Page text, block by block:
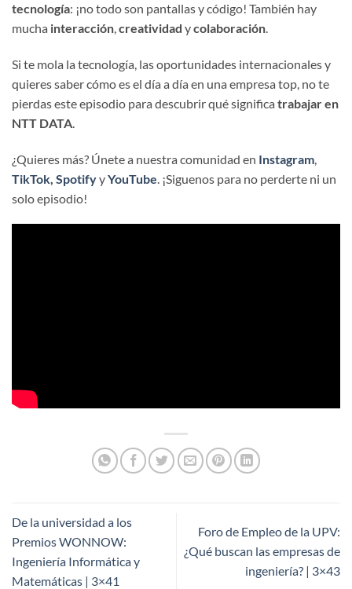
tecnología: ¡no todo son pantallas y código! También hay
mucha interacción,creatividad ycolaboración.
Si te mola la tecnología, las oportunidades internacionales y
quieres saber cómo es el día a día en una empresa top, no te
pierdas este episodio para descubrir qué significa trabajar en
NTT DATA.
¿Quieres más? Únete a nuestra comunidad en Instagram
TikTok SpotifyyYouTube . ¡Siguenos para no perderte ni un
solo episodio!
De la universidad a los
Premios WONNOW:
Ingeniería Informática y
Matemáticas | 3×41
Foro de Empleo de la UPV:
¿Qué buscan las empresas de
ingeniería? | 3×43